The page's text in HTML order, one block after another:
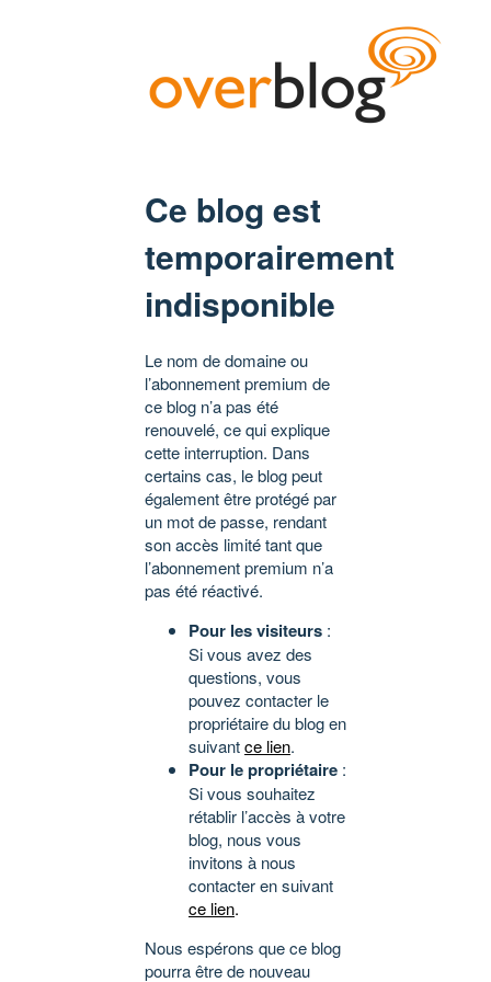
Ce blog est
temporairement
indisponible
Le nom de domaine ou
l’abonnement premium de
ce blog n’a pas été
renouvelé, ce qui explique
cette interruption. Dans
certains cas, le blog peut
également être protégé par
un mot de passe, rendant
son accès limité tant que
l’abonnement premium n’a
pas été réactivé.
Pour les visiteurs :
Si vous avez des
questions, vous
pouvez contacter le
propriétaire du blog en
suivantce lien.
Pour le propriétaire :
Si vous souhaitez
rétablir l’accès à votre
blog, nous vous
invitons à nous
contacter en suivant
ce lien.
Nous espérons que ce blog
pourra être de nouveau